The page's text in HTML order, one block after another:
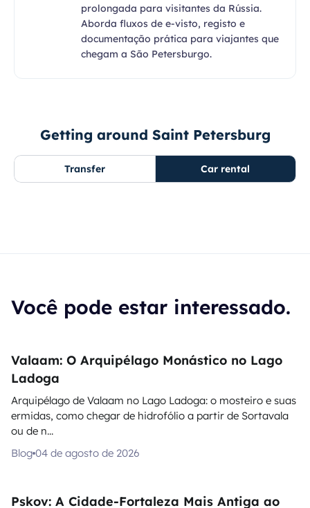
prolongada para visitantes da Rússia.
Aborda fluxos de e-visto, registo e
documentação prática para viajantes que
chegam a São Petersburgo.
Getting around Saint Petersburg
Transfer Car rental
Você pode estar interessado.
Valaam: O Arquipélago Monástico no Lago
Ladoga
Arquipélago de Valaam no Lago Ladoga: o mosteiro e suas
ermidas, como chegar de hidrofólio a partir de Sortavala
ou de n...
Blog 04 de agosto de 2026
Pskov: A Cidade-Fortaleza Mais Antiga ao